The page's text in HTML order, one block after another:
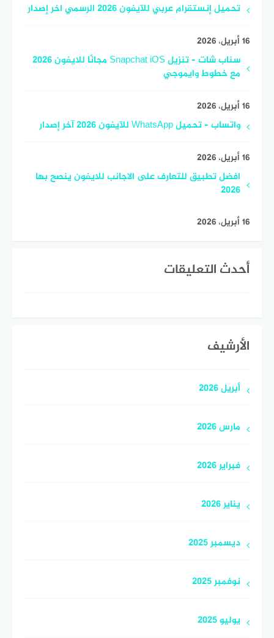
تحميل إنستقرام عربي للآيفون 2026 الرسمي اخر إصدار
16 أبريل، 2026
سناب شات – تنزيل Snapchat iOS مجانًا للايفون 2026
مع خطوط وايموجي
16 أبريل، 2026
واتساب – تحميل WhatsApp للآيفون 2026 آخر إصدار
16 أبريل، 2026
افضل تطبيق للتعارف على الاجانب للايفون ينصح بها
2026
16 أبريل، 2026
أحدث التعليقات
الأرشيف
أبريل 2026
مارس 2026
فبراير 2026
يناير 2026
ديسمبر 2025
نوفمبر 2025
يوليو 2025